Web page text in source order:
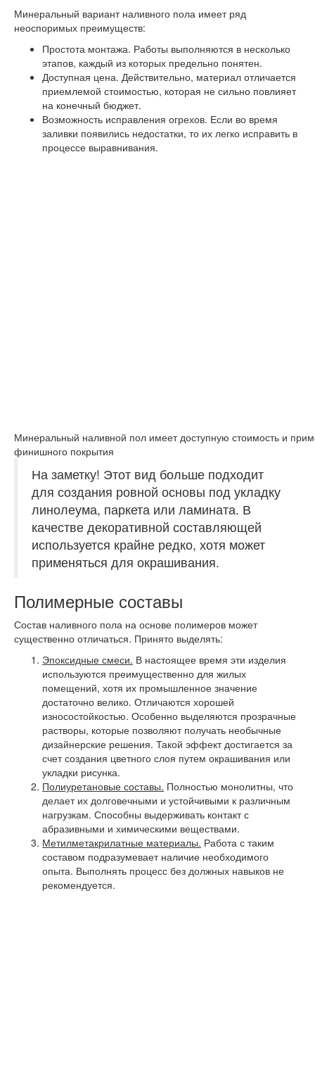
Минеральный вариант наливного пола имеет ряд
неоспоримых преимуществ:
Простота монтажа. Работы выполняются в несколько
этапов, каждый из которых предельно понятен.
Доступная цена. Действительно, материал отличается
приемлемой стоимостью, которая не сильно повлияет
на конечный бюджет.
Возможность исправления огрехов. Если во время
заливки появились недостатки, то их легко исправить в
процессе выравнивания.
Минеральный наливной пол имеет доступную стоимость и
финишного покрытия
На заметку! Этот вид больше подходит
для создания ровной основы под укладку
линолеума, паркета или ламината. В
качестве декоративной составляющей
используется крайне редко, хотя может
применяться для окрашивания.
Полимерные составы
Состав наливного пола на основе полимеров может
существенно отличаться. Принято выделять:
Эпоксидные смеси. В настоящее время эти изделия
используются преимущественно для жилых
помещений, хотя их промышленное значение
достаточно велико. Отличаются хорошей
износостойкостью. Особенно выделяются прозрачные
растворы, которые позволяют получать необычные
дизайнерские решения. Такой эффект достигается за
счет создания цветного слоя путем окрашивания или
укладки рисунка.
Полиуретановые составы. Полностью монолитны, что
делает их долговечными и устойчивыми к различным
нагрузкам. Способны выдерживать контакт с
абразивными и химическими веществами.
Метилметакрилатные материалы. Работа с таким
составом подразумевает наличие необходимого
опыта. Выполнять процесс без должных навыков не
рекомендуется.